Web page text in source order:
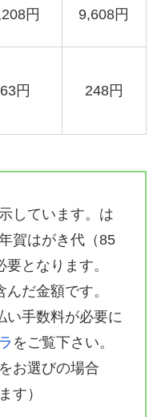
円 9,608円
円 248円
しています。は
賀はがき代（85
となります。
だ金額です。
い手数料が必要に
をご覧下さい。
お選びの場合
す）